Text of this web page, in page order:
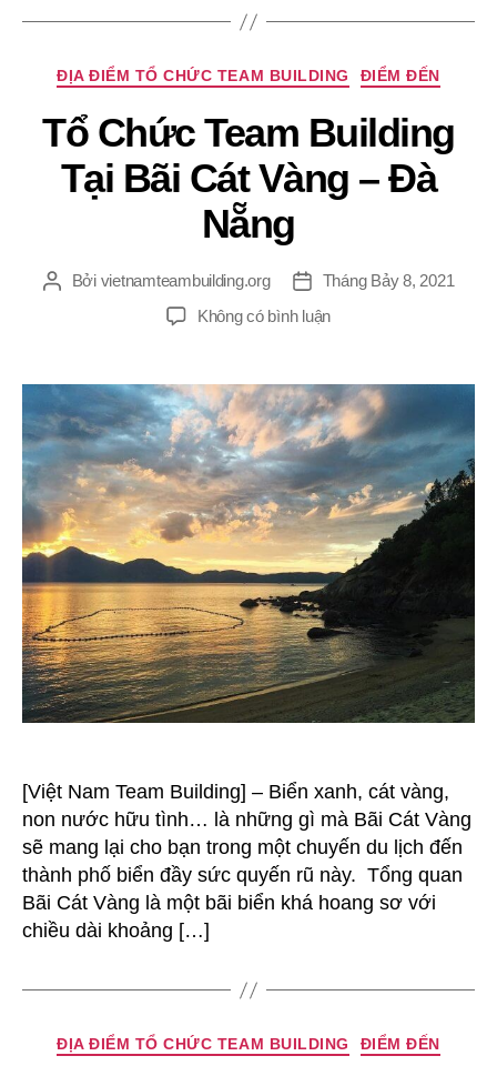
Chuyên
ĐỊA ĐIỂM TỔ CHỨC TEAM BUILDING ĐIỂM ĐẾN
Tổ Chức Team Building
Tại Bãi Cát Vàng – Đà
Nẵng
TácBởi vietnamteambuilding.org
Ngày
đăng
Tháng Bảy 8, 2021
Không có bình luậnở
Team
Building
Tại
Bãi
Cát
Vàng
–
Đà
Nẵng
[Việt Nam Team Building] – Biển xanh, cát vàng,
non nước hữu tình… là những gì mà Bãi Cát Vàng
sẽ mang lại cho bạn trong một chuyến du lịch đến
thành phố biển đầy sức quyến rũ này. Tổng quan
Bãi Cát Vàng là một bãi biển khá hoang sơ với
chiều dài khoảng […]
Chuyên
ĐỊA ĐIỂM TỔ CHỨC TEAM BUILDING ĐIỂM ĐẾN